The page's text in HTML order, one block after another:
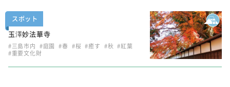
スポット
玉澤妙法華寺
#三島市内 #庭園 #春 #桜 #癒す #秋 #紅葉
#重要文化財